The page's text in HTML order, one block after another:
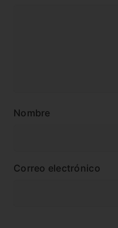
Nombre
Correo electrónico